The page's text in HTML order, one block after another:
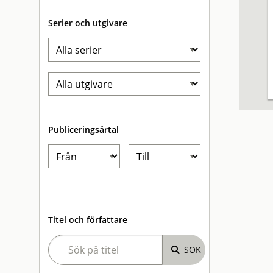
Serier och utgivare
Publiceringsårtal
Titel och författare